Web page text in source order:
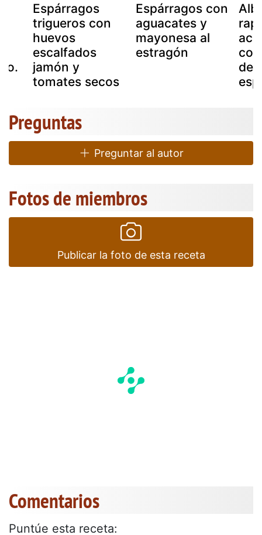
Espárragos
trigueros con
huevos
escalfados
jamón y
tomates secos
Espárragos con
aguacates y
mayonesa al
estragón
de
Preguntas
Preguntar al autor
Fotos de miembros
Publicar la foto de esta receta
Comentarios
Puntúe esta receta: